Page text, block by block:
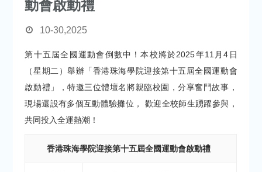
動會啟動禮
10-30,2025
第十五屆全國運動會倒數中！本校將於2025年11月4日
（星期二）舉辦「香港珠海學院迎接第十五屆全國運動會
啟動禮」，特邀三位體壇名將親臨校園，分享奮鬥故事，
現場還設有多個互動體驗攤位， 歡迎全校師生踴躍參與，
共同投入全運熱潮！
香港珠海學院迎接第十五屆全國運動會啟動禮